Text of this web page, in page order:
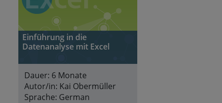
Einführung in die
Datenanalyse mit Excel
Dauer: 6 Monate
Autor/in: Kai Obermüller
Sprache: German